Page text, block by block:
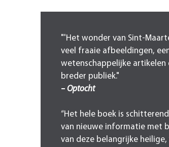
"'Het wonder van Sint-
veel fraaie afbeeldingen,
wetenschappelijke artikelen
breder publiek."
– Optocht
“Het hele boek is
van nieuwe informatie met
van deze belangrijke